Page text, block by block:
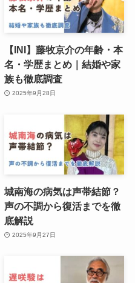
【INI】藤牧京介の年齢・本
名・学歴まとめ｜結婚や家
族も徹底調査
2025年9月28日
城南海の病気は声帯結節？
声の不調から復活までを徹
底解説
2025年9月27日